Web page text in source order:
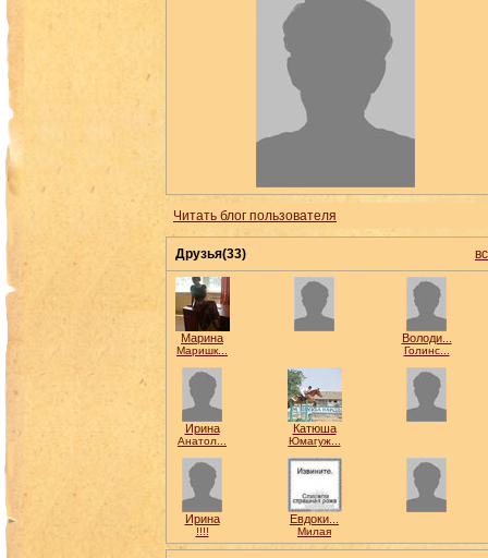
Читать блог пользователя
Друзья(33)
Марина
Маришк...
Володи...
Голинс...
Ирина
Анатол...
Катюша
Юмагуж...
Ирина
!!!!
Евдоки...
Милая